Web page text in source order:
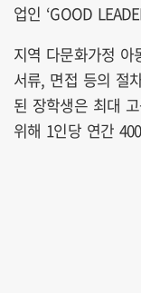
업인 ‘GOOD
지역 다문화가정
서류, 면접 등의 절
된 장학생은 최대
위해 1인당 연간